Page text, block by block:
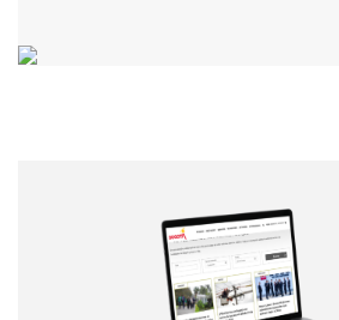
Correo electrónico